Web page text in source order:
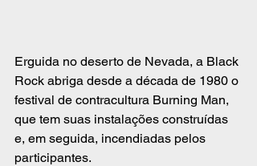
Erguida no deserto de Nevada, a Black
Rock abriga desde a década de 1980 o
festival de contracultura Burning Man,
que tem suas instalações construídas
e, em seguida, incendiadas pelos
participantes.